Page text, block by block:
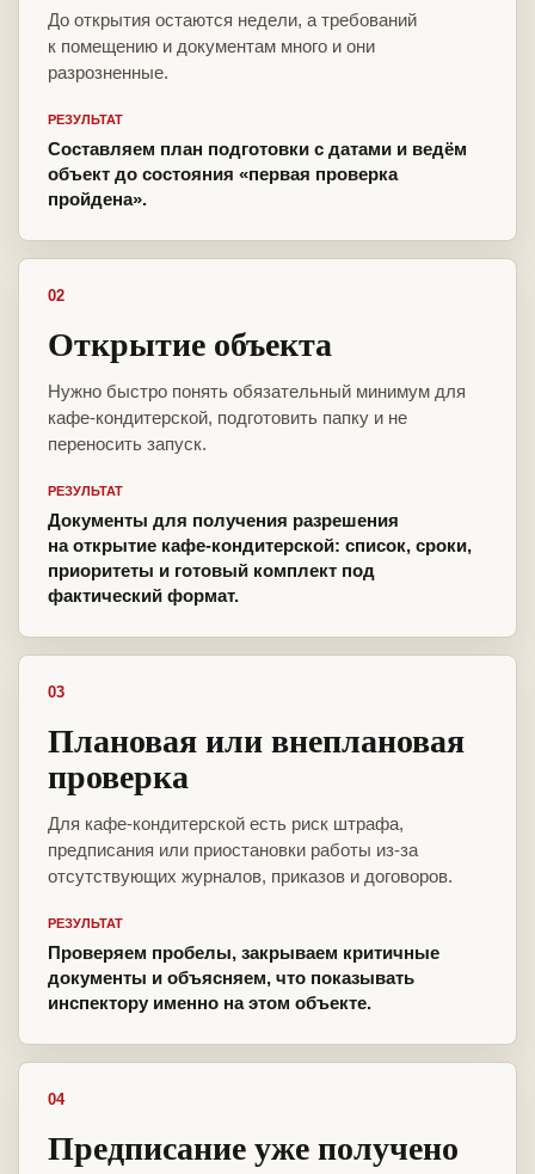
До открытия остаются недели, а требований
к помещению и документам много и они
разрозненные.
РЕЗУЛЬТАТ
Составляем план подготовки с датами и ведём
объект до состояния «первая проверка
пройдена».
02
Открытие объекта
Нужно быстро понять обязательный минимум для
кафе-кондитерской, подготовить папку и не
переносить запуск.
РЕЗУЛЬТАТ
Документы для получения разрешения
на открытие кафе-кондитерской: список, сроки,
приоритеты и готовый комплект под
фактический формат.
03
Плановая или внеплановая
проверка
Для кафе-кондитерской есть риск штрафа,
предписания или приостановки работы из-за
отсутствующих журналов, приказов и договоров.
РЕЗУЛЬТАТ
Проверяем пробелы, закрываем критичные
документы и объясняем, что показывать
инспектору именно на этом объекте.
04
Предписание уже получено